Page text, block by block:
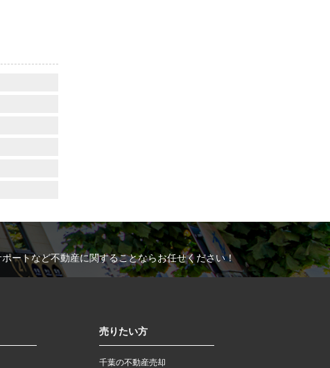
ートなど不動産に関することならお任せください！
売りたい方
千葉の不動産売却